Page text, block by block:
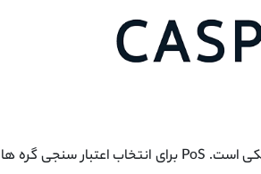
شبکه Casper برای امنیت شبکه خود به مکانیزم اجماع PoS متکی است. PoS برای انتخاب اعتبار سنجی گره ها